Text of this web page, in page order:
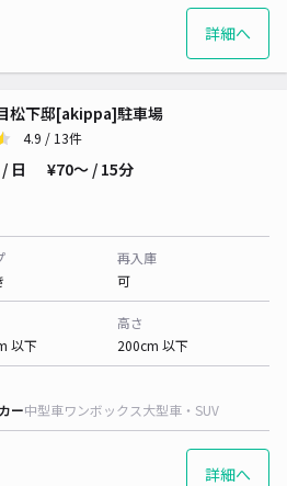
詳細へ
松下邸[akippa]駐車場
4.9 / 13件
/ 日 ¥70〜 / 15分
再入庫
可
以下
高さ
200cm 以下
ー中型車ワンボックス大型車・SUV
詳細へ